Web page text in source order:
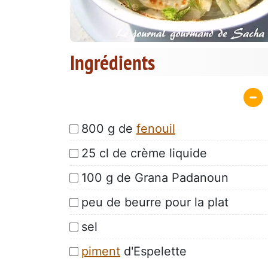
Ingrédients
800 g de fenouil
25 cl de crème liquide
100 g de Grana Padanoun
peu de beurre pour la plat
sel
piment d'Espelette